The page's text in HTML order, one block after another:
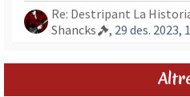
Re: Destripant La
Shancks
, 29 des. 2023,